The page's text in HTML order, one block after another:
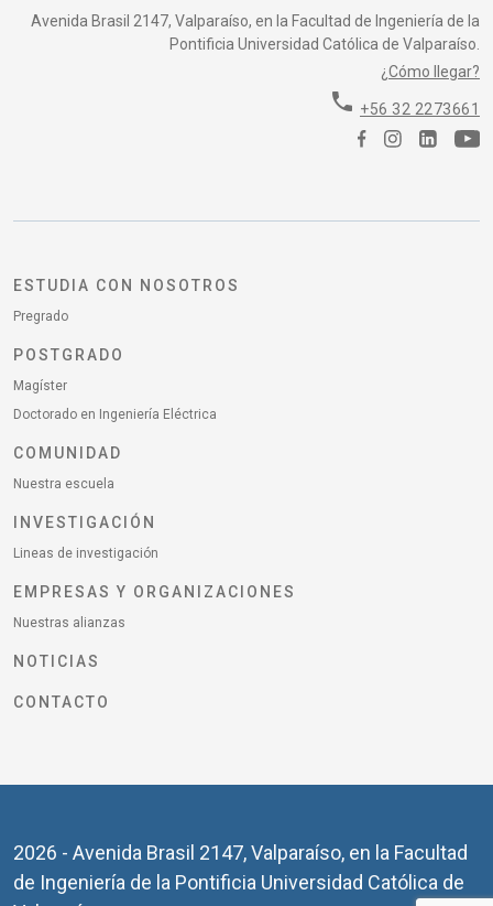
Avenida Brasil 2147, Valparaíso, en la Facultad de Ingeniería de la
Pontificia Universidad Católica de Valparaíso.
¿Cómo llegar?
phone +56 32 2273661
ESTUDIA CON NOSOTROS
Pregrado
POSTGRADO
Magíster
Doctorado en Ingeniería Eléctrica
COMUNIDAD
Nuestra escuela
INVESTIGACIÓN
Lineas de investigación
EMPRESAS Y ORGANIZACIONES
Nuestras alianzas
NOTICIAS
CONTACTO
2026 - Avenida Brasil 2147, Valparaíso, en la Facultad
de Ingeniería de la Pontificia Universidad Católica de